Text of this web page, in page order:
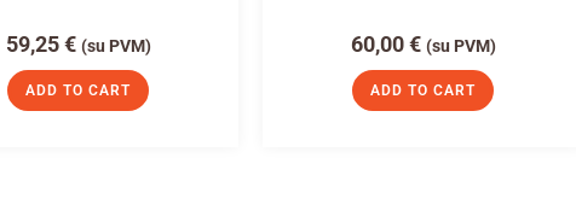
59,25€ (su PVM)
ADD TO CART
60,00€ (su PVM)
ADD TO CART